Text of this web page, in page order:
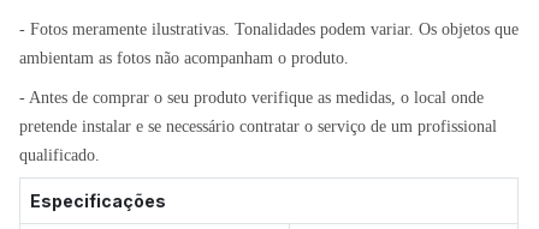
- Fotos meramente ilustrativas. Tonalidades podem variar. Os objetos que
ambientam as fotos não acompanham o produto.
- Antes de comprar o seu produto verifique as medidas, o local onde
pretende instalar e se necessário contratar o serviço de um profissional
qualificado.
Especificações